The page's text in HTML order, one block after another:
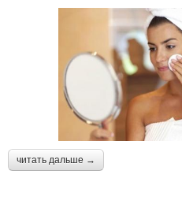
читать дальше →